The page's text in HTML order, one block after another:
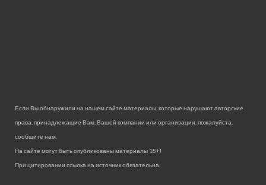
Если Вы обнаружили на нашем сайте материалы, которые нарушают авторские
права, принадлежащие Вам, Вашей компании или организации, пожалуйста,
сообщите нам.
На сайте могут быть опубликованы материалы 18+!
При цитировании ссылка на источник обязательна.